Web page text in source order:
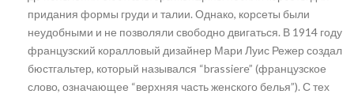
придания формы груди и талии. Однако, корсеты были
неудобными и не позволяли свободно двигаться. В 1914 году
французский коралловый дизайнер Мари Луис Режер создал
бюстгальтер, который назывался “brassiere” (французское
слово, означающее “верхняя часть женского белья”). С тех